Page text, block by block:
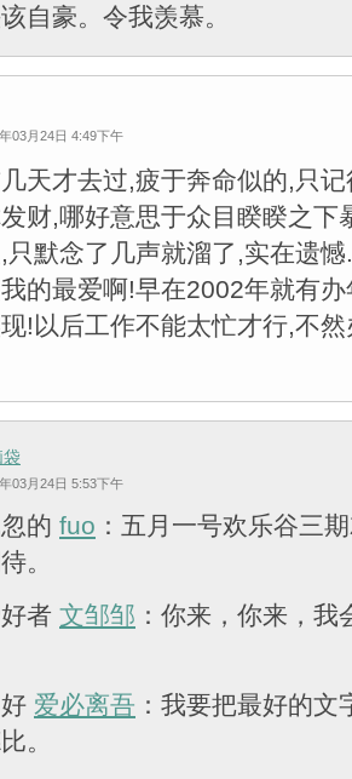
自豪。令我羡慕。
03月24日 4:49下午
天才去过,疲于奔命似的,只
财,哪好意思于众目睽睽之下
只默念了几声就溜了,实在遗憾.
的最爱啊!早在2002年就有
!以后工作不能太忙才行,不
袋
03月24日 5:53下午
的 fuo ：五月一号欢乐谷三
。
者 文邹邹 ：你来，你来，
爱必离吾 ：我要把最好的
。